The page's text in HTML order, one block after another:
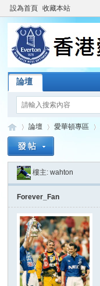
設為首頁 收藏本站
論壇
»
論壇
›
愛華頓專區
樓主:wahton
Forever_Fan